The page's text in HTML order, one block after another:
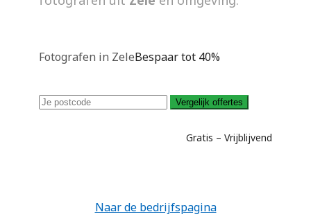
Fotografen in ZeleBespaar tot 40%
Vergelijk offertes
Gratis – Vrijblijvend
Naar de bedrijfspagina